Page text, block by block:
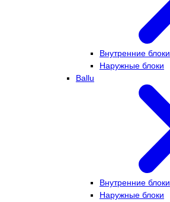
Внутренние блоки
Наружные блоки
Ballu
Внутренние блоки
Наружные блоки